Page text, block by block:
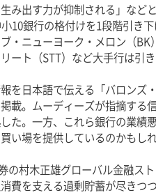
み出す力が抑制される」など
10銀行の格付けを1段階引き下
・ニューヨーク・メロン（BK
ート（STT）など大手行は引
を日本語で伝える「バロンズ
載。ムーディーズが指摘する
た。一方、これら銀行の業績
い場を提供しているのかもし
の村木正雄グローバル金融ス
費を支える過剰貯蓄が尽きつ